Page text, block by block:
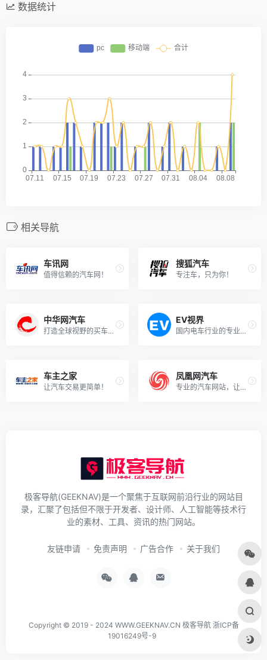
数据统计
相关导航
车讯网
值得信赖的汽车网！
搜狐汽车
专注车，只为你！
中华网汽车
打造全球视野的买车中间人！
EV视界
国内电车行业的专业媒体网站！
车主之家
让汽车交易更简单！
凤凰网汽车
专业的汽车网站，让选择更简单 ！
极客导航(GEEKNAV)是一个聚焦于互联网前沿行业的网站目
录，汇聚了包括但不限于开发者、设计师、人工智能等技术行
业的素材、工具、资讯的热门网站。
友链申请 免责声明 广告合作 关于我们
Copyright © 2019 - 2024 WWW.GEEKNAV.CN 极客导航 浙ICP备
19016249号-9